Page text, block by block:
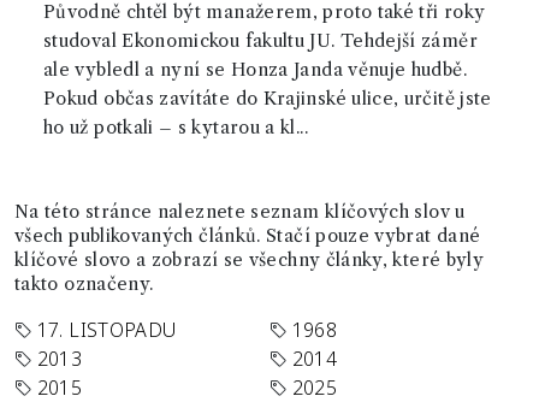
Původně chtěl být manažerem, proto také tři roky
studoval Ekonomickou fakultu JU. Tehdejší záměr
ale vybledl a nyní se Honza Janda věnuje hudbě.
Pokud občas zavítáte do Krajinské ulice, určitě jste
ho už potkali – s kytarou a kl...
Na této stránce naleznete seznam klíčových slov u
všech publikovaných článků. Stačí pouze vybrat dané
klíčové slovo a zobrazí se všechny články, které byly
takto označeny.
17. LISTOPADU
1968
2013
2014
2015
2025